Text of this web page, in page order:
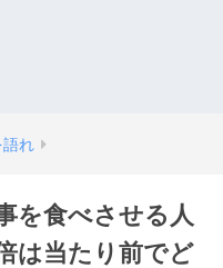
語れ
を食べさせる人
は当たり前でど